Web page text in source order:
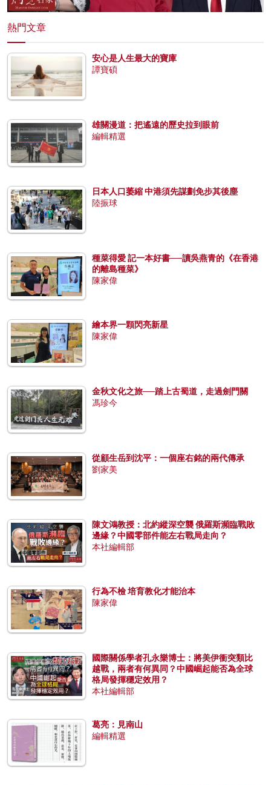
熱門文章
安心是人生最大的寶庫
譚寶碩
雄關漫道：把遙遠的歷史拉到眼前
編輯精選
日本人口萎縮 中港須先謀劃免步其後塵
陸振球
種菜得愛 記一本好書──讀吳燕青的《在香港
的離島種菜》
陳家偉
繪本界一顆閃亮新星
陳家偉
金秋文化之旅──踏上古蜀道，走過劍門關
馮珍今
從顧生岳到沈平：一個座右銘的兩代傳承
劉家美
陳文鴻教授：北約縱深空襲 俄羅斯瀕臨戰敗
邊緣？中國零部件能左右戰局走向？
本社編輯部
行為不檢 培育教化才能治本
陳家偉
國際關係學者孔永樂博士：將美伊衝突類比
越戰，兩者有何異同？中國崛起能否為全球
格局發揮穩定效用？
本社編輯部
葛亮：見南山
編輯精選